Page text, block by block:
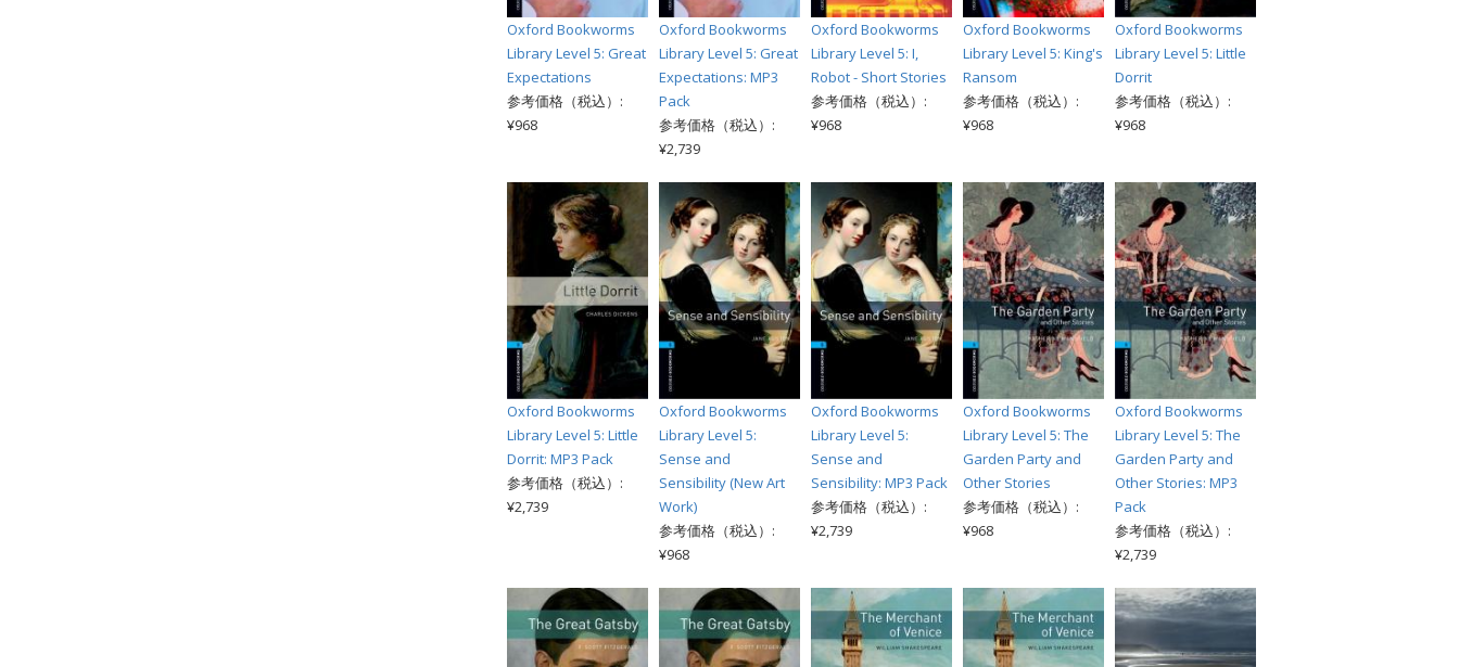
Oxford Bookworms
Library Level 5: Great
Expectations
参考価格（税込）:
¥968
Oxford Bookworms
Library Level 5: Great
Expectations: MP3
Pack
参考価格（税込）:
¥2,739
Oxford Bookworms
Library Level 5: I,
Robot - Short Stories
参考価格（税込）:
¥968
Oxford Bookworms
Library Level 5: King's
Ransom
参考価格（税込）:
¥968
Oxford Bookworms
Library Level 5: Little
Dorrit
参考価格（税込）:
¥968
Oxford Bookworms
Library Level 5: Little
Dorrit: MP3 Pack
参考価格（税込）:
¥2,739
Oxford Bookworms
Library Level 5:
Sense and
Sensibility (New Art
Work)
参考価格（税込）:
¥968
Oxford Bookworms
Library Level 5:
Sense and
Sensibility: MP3 Pack
参考価格（税込）:
¥2,739
Oxford Bookworms
Library Level 5: The
Garden Party and
Other Stories
参考価格（税込）:
¥968
Oxford Bookworms
Library Level 5: The
Garden Party and
Other Stories: MP3
Pack
参考価格（税込）:
¥2,739